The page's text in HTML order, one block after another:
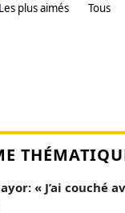
Les plus aimés Tous
« J’ai couché